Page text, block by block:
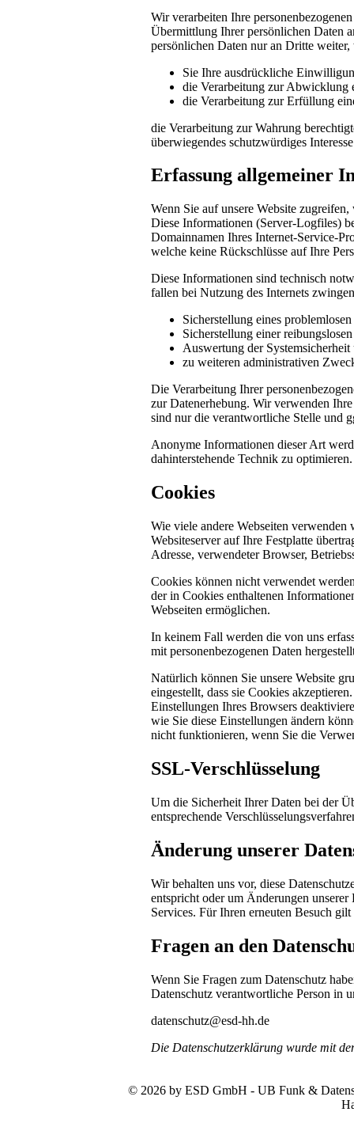
Wir verarbeiten Ihre
Übermittlung Ihrer persönlichen Daten
persönlichen Daten nur an Dritte weiter,
Sie Ihre ausdrückliche
die Verarbeitung zur Abwicklung
die Verarbeitung zur Erfüllung
die Verarbeitung zur Wahrung
überwiegendes schutzwürdiges
Erfassung allgemeiner
Wenn Sie auf unsere Website
Diese Informationen (Server-Logfiles)
Domainnamen Ihres Internet-Service-
welche keine Rückschlüsse auf Ihre
Diese Informationen sind technisch
fallen bei Nutzung des Internets
Sicherstellung eines
Sicherstellung einer
Auswertung der
zu weiteren administrativen
Die Verarbeitung Ihrer
zur Datenerhebung. Wir verwenden
sind nur die verantwortliche Stelle und
Anonyme Informationen dieser Art
dahinterstehende Technik zu optimieren.
Cookies
Wie viele andere Webseiten
Websiteserver auf Ihre Festplatte
Adresse, verwendeter Browser,
Cookies können nicht verwendet
der in Cookies enthaltenen
Webseiten ermöglichen.
In keinem Fall werden die von uns
mit personenbezogenen Daten
Natürlich können Sie unsere Website
eingestellt, dass sie Cookies
Einstellungen Ihres Browsers
wie Sie diese Einstellungen ändern
nicht funktionieren, wenn Sie die
SSL-Verschlüsselung
Um die Sicherheit Ihrer Daten bei der
entsprechende
Änderung unserer
Wir behalten uns vor, diese
entspricht oder um Änderungen
Services. Für Ihren erneuten Besuch
Fragen an den
Wenn Sie Fragen zum Datenschutz
Datenschutz verantwortliche Person in
datenschutz@esd-hh.de
Die Datenschutzerklärung wurde mit
© 2026 by ESD GmbH - UB Funk &